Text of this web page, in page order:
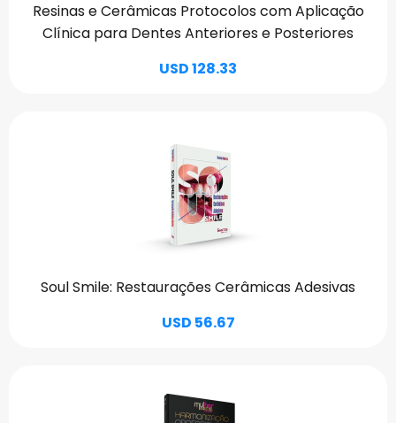
Resinas e Cerâmicas Protocolos com Aplicação
Clínica para Dentes Anteriores e Posteriores
USD 128.33
Soul Smile: Restaurações Cerâmicas Adesivas
USD 56.67